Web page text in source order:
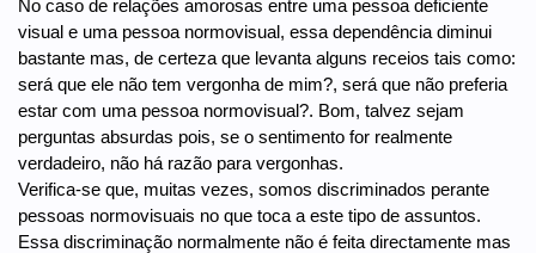
No caso de relações amorosas entre uma pessoa deficiente
visual e uma pessoa normovisual, essa dependência diminui
bastante mas, de certeza que levanta alguns receios tais como:
será que ele não tem vergonha de mim?, será que não preferia
estar com uma pessoa normovisual?. Bom, talvez sejam
perguntas absurdas pois, se o sentimento for realmente
verdadeiro, não há razão para vergonhas.
Verifica-se que, muitas vezes, somos discriminados perante
pessoas normovisuais no que toca a este tipo de assuntos.
Essa discriminação normalmente não é feita directamente mas